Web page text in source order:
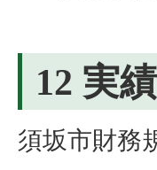
12 実
須坂市財務